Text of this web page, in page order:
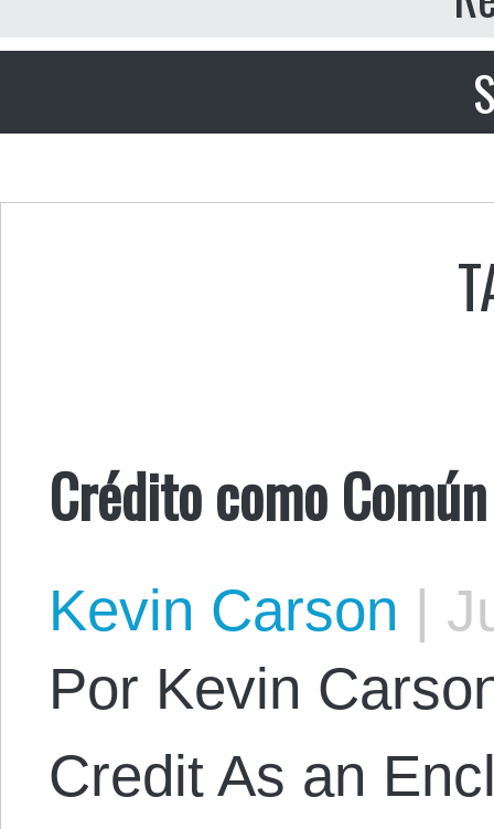
Crédito como
Kevin Carson |
Por Kevin
Credit As an